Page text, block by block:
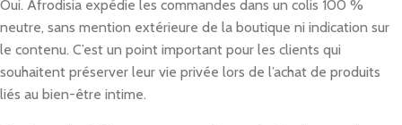
Oui. Afrodisia expédie les commandes dans un colis 100 %
neutre, sans mention extérieure de la boutique ni indication sur
le contenu. C’est un point important pour les clients qui
souhaitent préserver leur vie privée lors de l’achat de produits
liés au bien-être intime.